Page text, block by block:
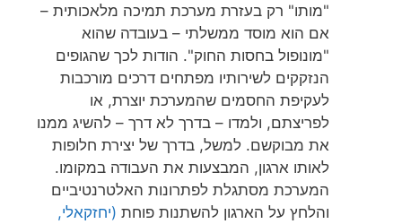
"מותו" רק בעזרת מערכת תמיכה מלאכותית –
אם הוא מוסד ממשלתי – בעובדה שהוא
"מונופול בחסות החוק". הודות לכך שהגופים
הנזקקים לשירותיו מפתחים דרכים מורכבות
לעקיפת החסמים שהמערכת יוצרת, או
לפריצתם, ולמדו – בדרך לא דרך – להשיג ממנו
את מבוקשם. למשל, בדרך של יצירת חלופות
לאותו ארגון, המבצעות את העבודה במקומו.
המערכת מסתגלת לפתרונות האלטרנטיביים
והלחץ על הארגון להשתנות פוחת (יחזקאלי,